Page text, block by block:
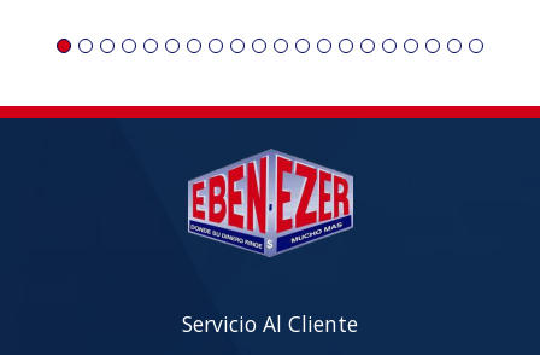
Servicio Al Cliente